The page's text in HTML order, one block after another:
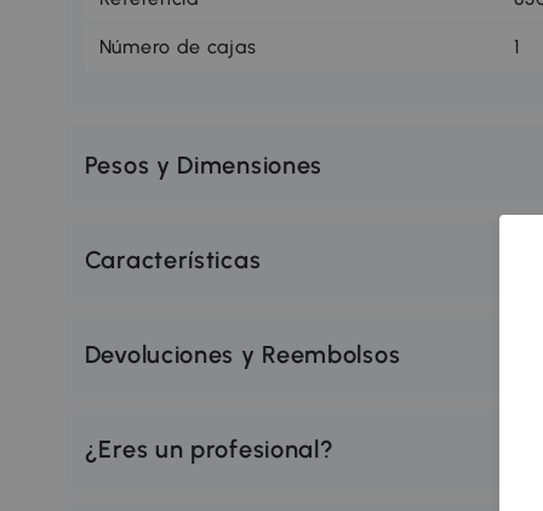
Número de cajas 1
Pesos y Dimensiones
Características
Devoluciones y Reembolsos
¿Eres un profesional?